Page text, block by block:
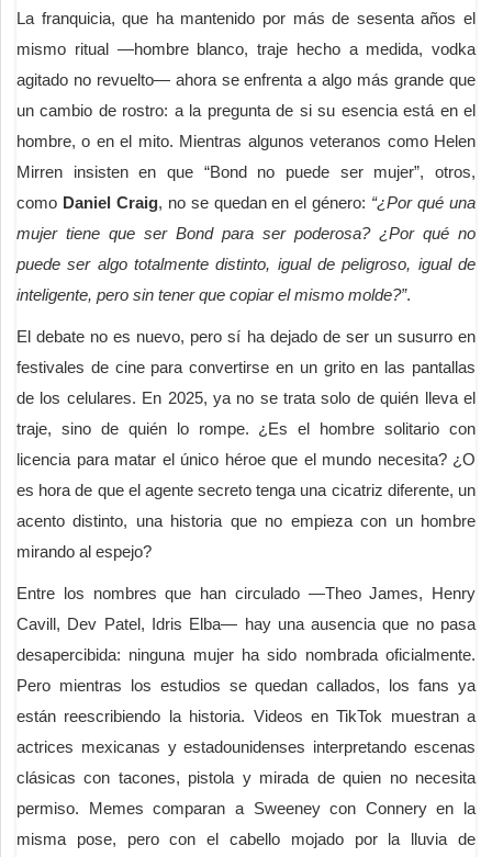
La franquicia, que ha mantenido por más de sesenta años el
mismo ritual —hombre blanco, traje hecho a medida, vodka
agitado no revuelto— ahora se enfrenta a algo más grande que
un cambio de rostro: a la pregunta de si su esencia está en el
hombre, o en el mito. Mientras algunos veteranos como Helen
Mirren insisten en que “Bond no puede ser mujer”, otros,
como Daniel Craig, no se quedan en el género: “¿Por qué una
mujer tiene que ser Bond para ser poderosa? ¿Por qué no
puede ser algo totalmente distinto, igual de peligroso, igual de
inteligente, pero sin tener que copiar el mismo molde?”.
El debate no es nuevo, pero sí ha dejado de ser un susurro en
festivales de cine para convertirse en un grito en las pantallas
de los celulares. En 2025, ya no se trata solo de quién lleva el
traje, sino de quién lo rompe. ¿Es el hombre solitario con
licencia para matar el único héroe que el mundo necesita? ¿O
es hora de que el agente secreto tenga una cicatriz diferente, un
acento distinto, una historia que no empieza con un hombre
mirando al espejo?
Entre los nombres que han circulado —Theo James, Henry
Cavill, Dev Patel, Idris Elba— hay una ausencia que no pasa
desapercibida: ninguna mujer ha sido nombrada oficialmente.
Pero mientras los estudios se quedan callados, los fans ya
están reescribiendo la historia. Videos en TikTok muestran a
actrices mexicanas y estadounidenses interpretando escenas
clásicas con tacones, pistola y mirada de quien no necesita
permiso. Memes comparan a Sweeney con Connery en la
misma pose, pero con el cabello mojado por la lluvia de